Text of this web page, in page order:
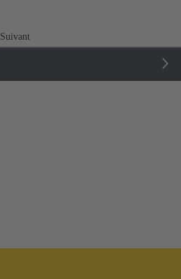
Suivant